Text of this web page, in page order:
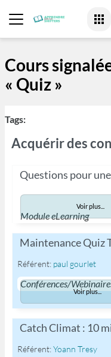
Cours
« Quiz »
Tags:
Acquérir des
Questions pour
Module eLearning
Voir plus...
Maintenance Quiz
Conférences/
Référent: paul gourlet
Voir plus...
Catch Climat : 10
Référent:Yoann Tresy